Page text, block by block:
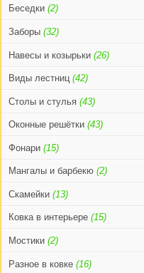
Беседки (2)
Заборы (32)
Навесы и козырьки (26)
Виды лестниц (42)
Столы и стулья (43)
Оконные решётки (43)
Фонари (15)
Мангалы и барбекю (2)
Скамейки (13)
Ковка в интерьере (15)
Мостики (2)
Разное в ковке (16)